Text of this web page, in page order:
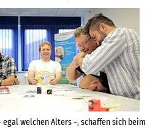
egal welchen Alters –, schaffen sich beim